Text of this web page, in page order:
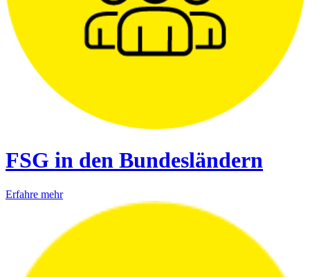
FSG in den Bundesländern
Erfahre mehr